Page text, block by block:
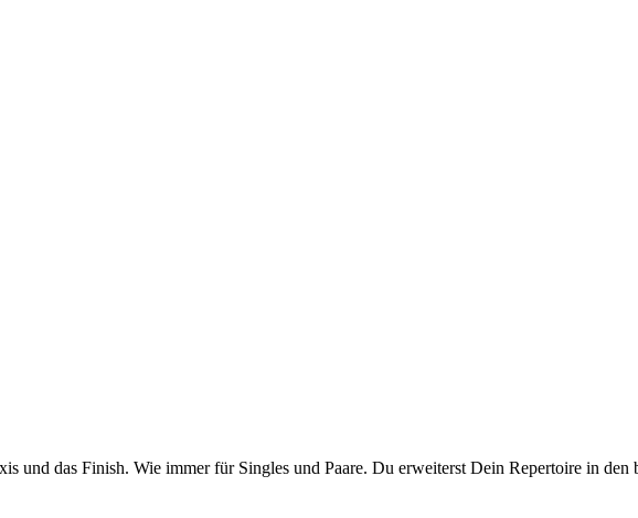
und das Finish. Wie immer für Singles und Paare. Du erweiterst Dein Repertoire in den